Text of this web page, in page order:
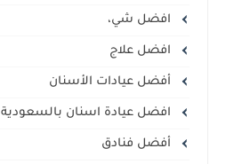
افضل شي،
افضل علاج
أفضل عيادات الأسنان
افضل عيادة اسنان بالسعودية
أفضل فنادق